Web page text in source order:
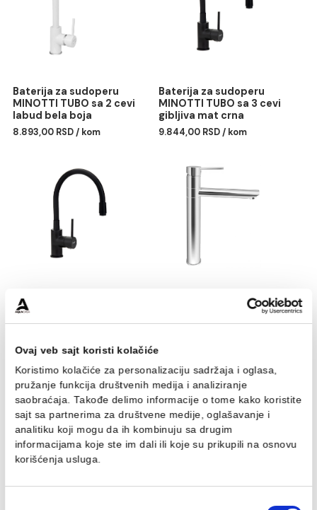
Povezani proizvodi
Baterija za sudoperu
MINOTTI TUBO sa 2 cevi
labud bela boja
MINOTTI TUBO sa 3 cevi
gibljiva mat crna
9.844,00 RSD / kom
Baterija za sudoperu
MINOTTI TUBO sa 2 cevi
Baterija za lavabo
10.762,00 RSD / kom